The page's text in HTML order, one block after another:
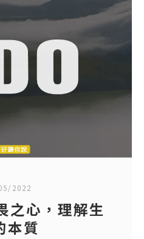
2022
之心，理解生
本質